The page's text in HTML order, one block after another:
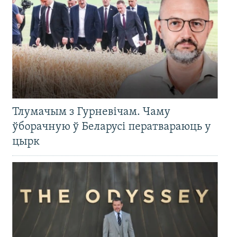
Тлумачым з Гурневічам. Чаму
ўборачную ў Беларусі ператвараюць у
цырк